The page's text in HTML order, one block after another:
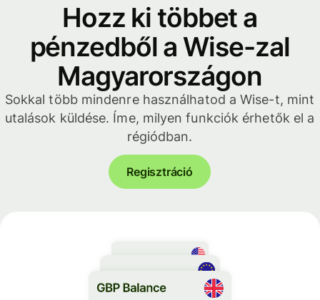
Hozz ki többet a
pénzedből a Wise-zal
Magyarországon
Sokkal több mindenre használhatod a Wise-t, mint
utalások küldése. Íme, milyen funkciók érhetők el a
régiódban.
Regisztráció